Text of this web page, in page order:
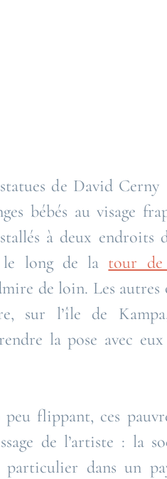
de David
bébés au visage
à deux endroits
le long de la tour
de loin. Les
sur l’île de
la pose avec
flippant, ces
de l’artiste : la
particulier dans un